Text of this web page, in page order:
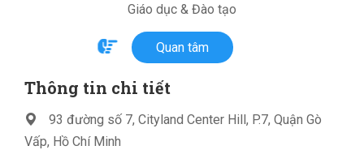
Giáo dục & Đào tạo
Quan tâm
Thông tin chi tiết
93 đường số 7, Cityland Center Hill, P.7, Quận Gò
Vấp, Hồ Chí Minh